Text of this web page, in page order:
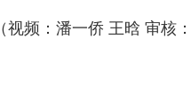
（视频：潘一侨 王晗 审核